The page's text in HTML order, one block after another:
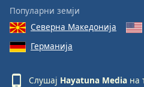
Популарни земји
Северна Македонија
Германија
Слушај Hayatuna Media на